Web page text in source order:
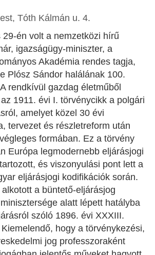
Tóth Kálmán u. 4.
29-én volt a nemzetközi hírű
igazságügy-miniszter, a
Akadémia rendes tagja,
Plósz Sándor halálának 100.
rendkívül gazdag életműből
1911. évi I. törvénycikk a polgári
amelyet közel 30 évi
tervezet és részletreform után
formában. Ez a törvény
Európa legmodernebb eljárásjogi
és viszonyulási pont lett a
eljárásjogi kodifikációk során.
a büntető-eljárásjog
alatt lépett hatályba
szóló 1896. évi XXXIII.
hogy a törvénykezési,
jog professzoraként